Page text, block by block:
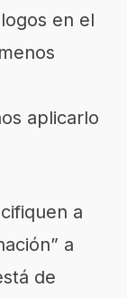
en el
aplicarlo
a
a
de